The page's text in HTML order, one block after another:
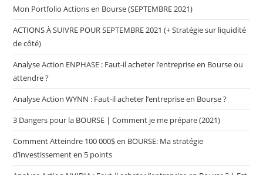
Mon Portfolio Actions en Bourse (SEPTEMBRE 2021)
ACTIONS À SUIVRE POUR SEPTEMBRE 2021 (+ Stratégie sur liquidité
de côté)
Analyse Action ENPHASE : Faut-il acheter l’entreprise en Bourse ou
attendre ?
Analyse Action WYNN : Faut-il acheter l’entreprise en Bourse ?
3 Dangers pour la BOURSE | Comment je me prépare (2021)
Comment Atteindre 100 000$ en BOURSE: Ma stratégie
d’investissement en 5 points